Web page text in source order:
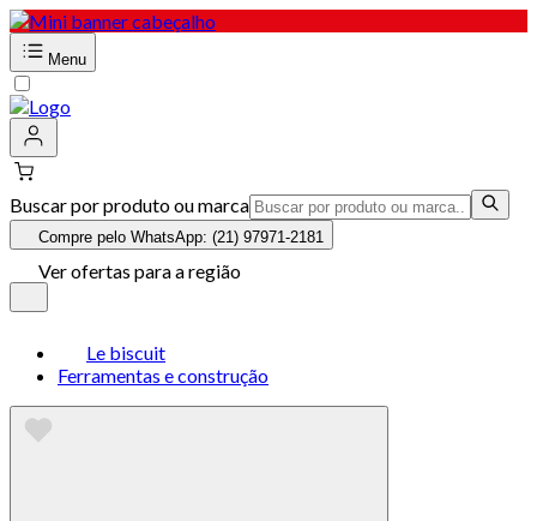
Menu
Buscar por produto ou marca
Compre pelo WhatsApp: (21) 97971-2181
Ver ofertas para a região
Le biscuit
Ferramentas e construção